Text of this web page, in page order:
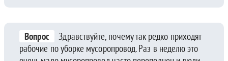
Вопрос
Здравствуйте, почему так редко приходят
рабочие по уборке мусоропровод. Раз в неделю это